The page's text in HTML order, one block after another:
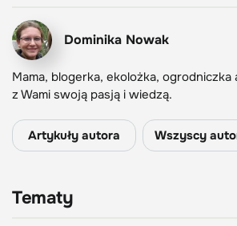
Dominika Nowak
Mama, blogerka, ekolożka, ogrodniczka
z Wami swoją pasją i wiedzą.
Artykuły autora Wszyscy
Tematy